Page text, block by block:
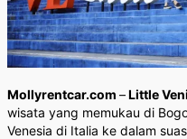
Mollyrentcar.com –Little
wisata yang memukau di
Venesia di Italia ke dalam